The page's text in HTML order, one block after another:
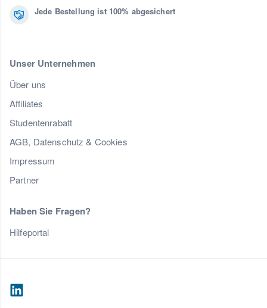
Jede Bestellung ist 100% abgesichert
Unser Unternehmen
Über uns
Affiliates
Studentenrabatt
AGB, Datenschutz & Cookies
Impressum
Partner
Haben Sie Fragen?
Hilfeportal